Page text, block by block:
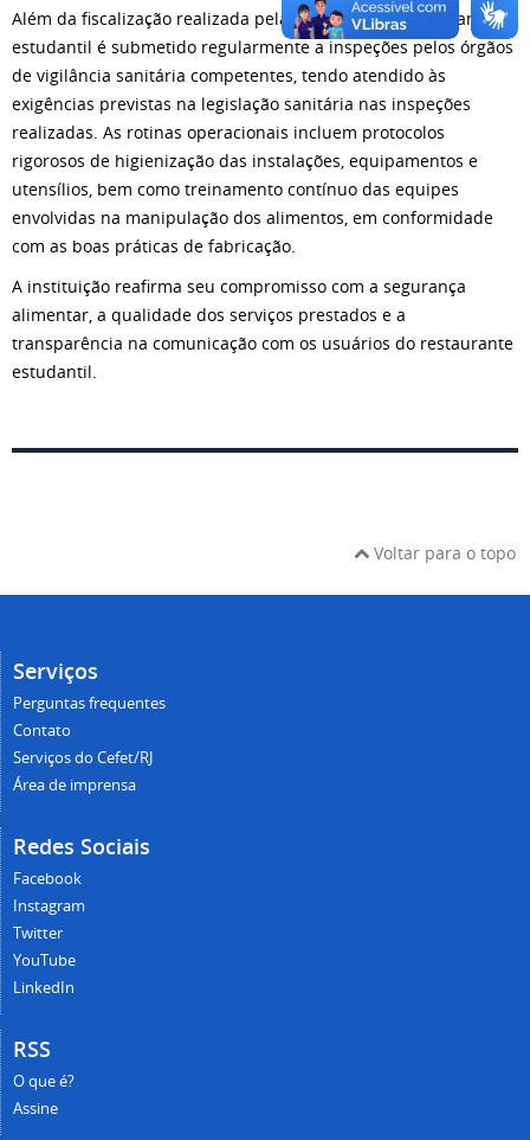
Além da fiscalização realizada pela instituição, o restaurante
estudantil é submetido regularmente a inspeções pelos órgãos
de vigilância sanitária competentes, tendo atendido às
exigências previstas na legislação sanitária nas inspeções
realizadas. As rotinas operacionais incluem protocolos
rigorosos de higienização das instalações, equipamentos e
utensílios, bem como treinamento contínuo das equipes
envolvidas na manipulação dos alimentos, em conformidade
com as boas práticas de fabricação.
A instituição reafirma seu compromisso com a segurança
alimentar, a qualidade dos serviços prestados e a
transparência na comunicação com os usuários do restaurante
estudantil.
Voltar para o topo
Serviços
Perguntas frequentes
Contato
Serviços do Cefet/RJ
Área de imprensa
Redes Sociais
Facebook
Instagram
Twitter
YouTube
LinkedIn
RSS
O que é?
Assine